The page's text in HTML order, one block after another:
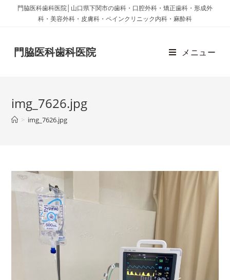
門脇医科歯科医院│山口県下関市の歯科・口腔外科・矯正歯科・形成外
科・美容外科・皮膚科・ペインクリニック内科・麻酔科
門脇医科歯科医院 メニュー
img_7626.jpg
> img_7626.jpg